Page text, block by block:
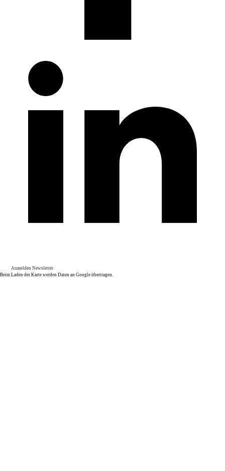
Anmelden Newsletter
Beim Laden der Karte werden Daten an Google übertragen.